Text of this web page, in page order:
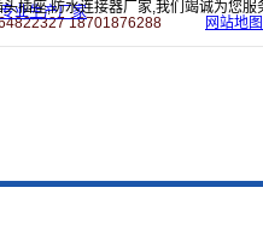
插座,防水连接器厂家,我们竭诚为您服
18701876288
网站地图